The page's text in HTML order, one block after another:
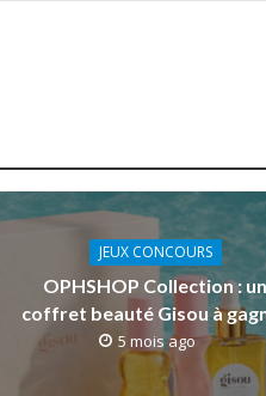
JEUX CONCOURS
OPHSHOP Collection : un
coffret beauté Gisou à
5 mois ago